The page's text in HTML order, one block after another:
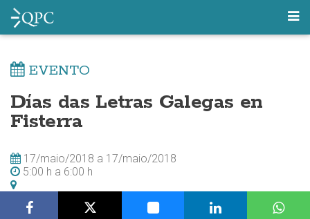
EVENTO
Días das Letras Galegas en
Fisterra
17/maio/2018 a 17/maio/2018
5:00 h a 6:00 h